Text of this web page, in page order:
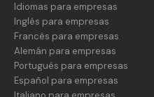
Idiomas para empresas
Inglés para empresas
Francés para empresas
Alemán para empresas
Portugués para empresas
Español para empresas